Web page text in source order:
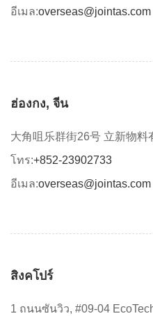
อีเมล:overseas@jointas.com
ฮ่องกง, จีน
大角咀乐群街26号 立新物料
โทร:+852-23902733
อีเมล:overseas@jointas.com
สิงคโปร์
1 ถนนซันวิว, #09-04